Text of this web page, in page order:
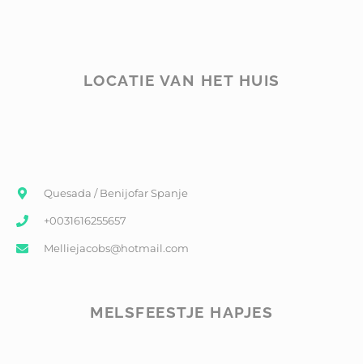
LOCATIE VAN HET HUIS
Quesada / Benijofar Spanje
+0031616255657
Melliejacobs@hotmail.com
MELSFEESTJE HAPJES